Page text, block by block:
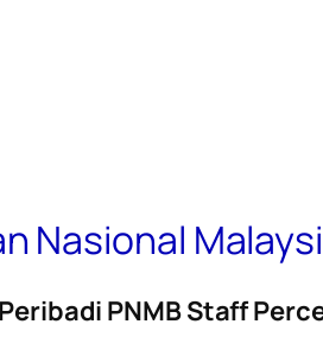
Nasional
PNMB Staff